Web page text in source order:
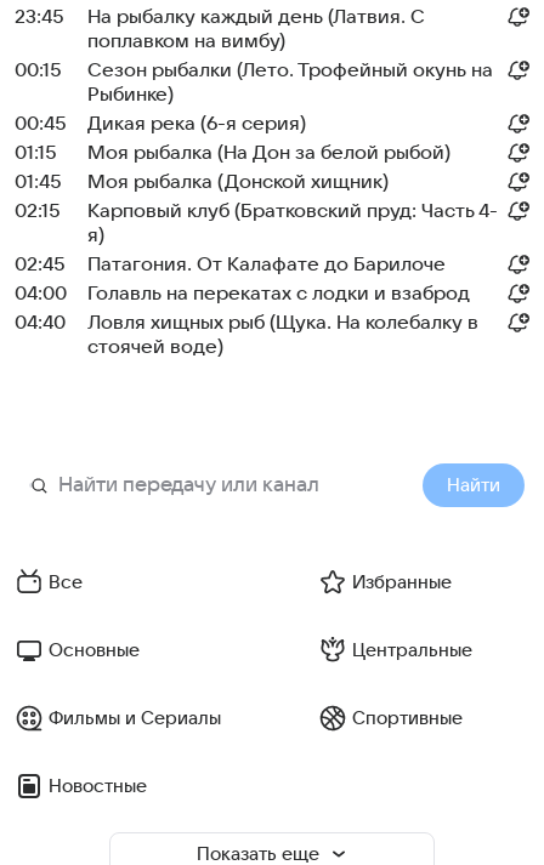
23:45
На рыбалку каждый день (Латвия. С
поплавком на вимбу)
00:15
Сезон рыбалки (Лето. Трофейный окунь на
Рыбинке)
00:45
Дикая река (6-я серия)
01:15
Моя рыбалка (На Дон за белой рыбой)
01:45
Моя рыбалка (Донской хищник)
02:15
Карповый клуб (Братковский пруд: Часть 4-
я)
02:45
Патагония. От Калафате до Барилоче
04:00
Голавль на перекатах с лодки и взаброд
04:40
Ловля хищных рыб (Щука. На колебалку в
стоячей воде)
Найти
Все Избранные
Основные Центральные
Фильмы и Сериалы Спортивные
Новостные
Показать еще